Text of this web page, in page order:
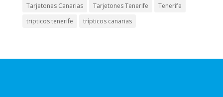
Tarjetones Canarias
Tarjetones Tenerife
Tenerife
tripticos tenerife
trípticos canarias